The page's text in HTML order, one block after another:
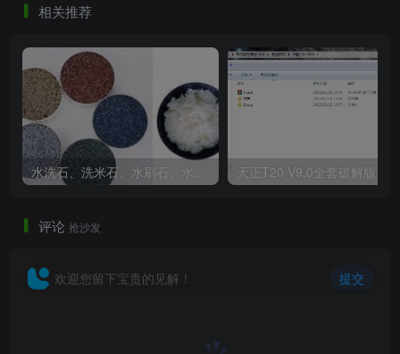
相关推荐
评论 抢沙发
欢迎您留下宝贵的见解！ 提交